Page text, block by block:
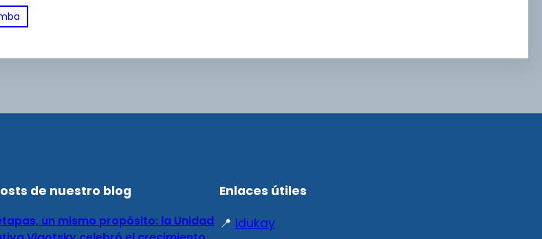
de nuestro blog
un mismo propósito: la Unidad
Enlaces útiles
📍 Idukay